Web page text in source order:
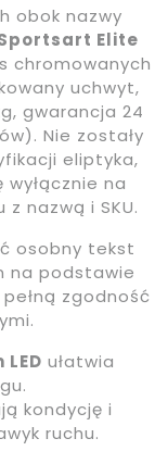
obok nazwy
Elite
chromowanych
uchwyt,
gwarancja 24
Nie zostały
eliptyka,
na
nazwą i SKU.
osobny tekst
na podstawie
zgodność
ułatwia
kondycję i
ruchu.